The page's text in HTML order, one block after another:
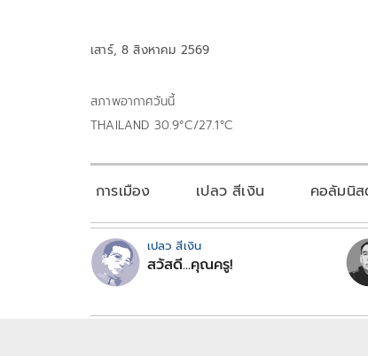
เสาร์, 8 สิงหาคม 2569
สภาพอากาศวันนี้
THAILAND 30.9°C/27.1°C
การเมือง เปลว สีเงิน คอลัมนิ
เปลว สีเงิน
สวัสดี...คุณครู!